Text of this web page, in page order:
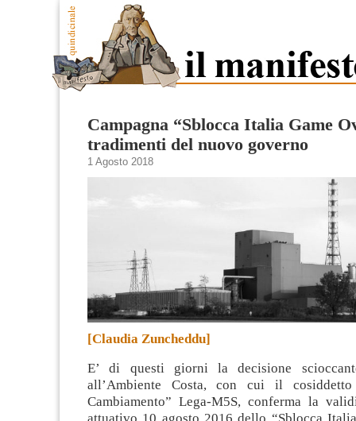
Campagna “Sblocca Italia Game
tradimenti del nuovo governo
1 Agosto 2018
[Claudia Zuncheddu]
E’ di questi giorni la decisione
all’Ambiente Costa, con cui il
Cambiamento” Lega-M5S, conferma la